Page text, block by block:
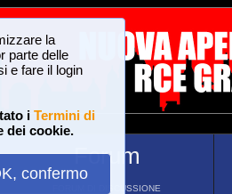
la
parte delle
e fare il login
i Termini di
dei cookie.
confermo
Forum
FORUM DI DISCUSSIONE